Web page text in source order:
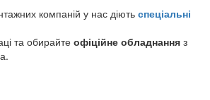
компаній у нас діють спеціальні
та обирайте офіційне обладнання з